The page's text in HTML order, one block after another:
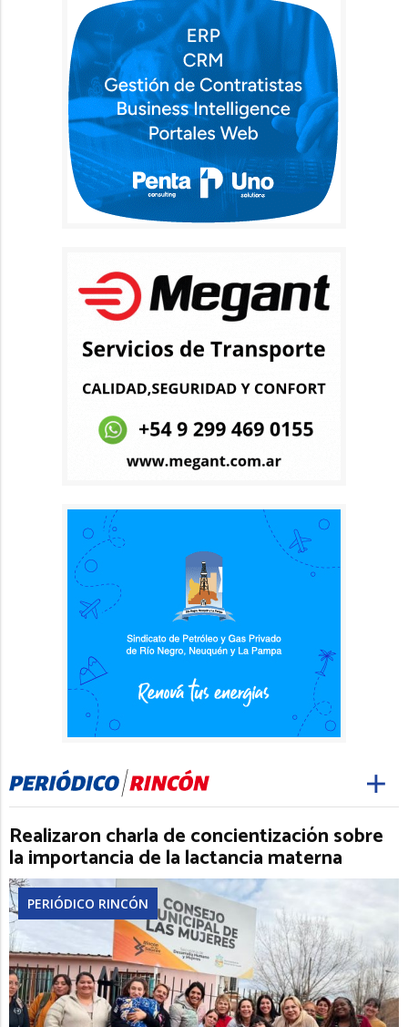
Realizaron charla de concientización sobre
la importancia de la lactancia materna
PERIÓDICO RINCÓN